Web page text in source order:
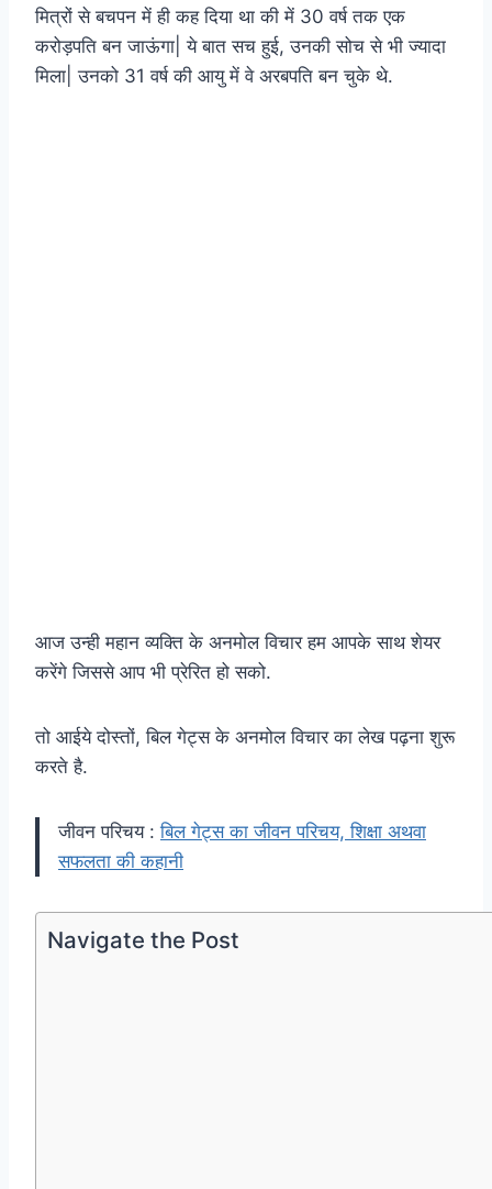
मित्रों से बचपन में ही कह दिया था की में 30 वर्ष तक एक
करोड़पति बन जाऊंगा| ये बात सच हुई, उनकी सोच से भी ज्यादा
मिला| उनको 31 वर्ष की आयु में वे अरबपति बन चुके थे.
आज उन्ही महान व्यक्ति के अनमोल विचार हम आपके साथ शेयर
करेंगे जिससे आप भी प्रेरित हो सको.
तो आईये दोस्तों, बिल गेट्स के अनमोल विचार का लेख पढ़ना शुरू
करते है.
जीवन परिचय :बिल गेट्स का जीवन परिचय, शिक्षा अथवा
सफलता की कहानी
Navigate the Post